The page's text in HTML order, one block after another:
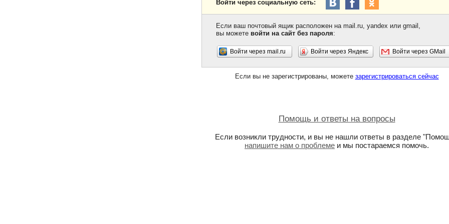
Войти через социальную сеть:
Если ваш почтовый ящик расположен на mail.ru, yandex или gmail,
вы можете войти на сайт без пароля:
Войти через mail.ru Войти через Яндекс Войти через GMail
Если вы не зарегистрированы, можете зарегистрироваться сейчас
Помощь и ответы на вопросы
Если возникли трудности, и вы не нашли ответы в разделе
напишите нам о проблеме и мы постараемся помочь.